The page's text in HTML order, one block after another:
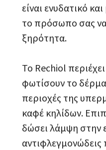
είναι ενυδατικό
το πρόσωπο σας
ξηρότητα.
Το Rechiol
φωτίσουν το
περιοχές της
καφέ κηλίδων.
δώσει λάμψη στην
αντιφλεγμονώδεις